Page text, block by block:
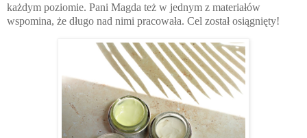
każdym poziomie. Pani Magda też w jednym z materiałów
wspomina, że długo nad nimi pracowała. Cel został osiągnięty!